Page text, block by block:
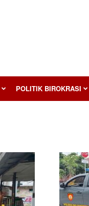
POLITIK BIROKRASI